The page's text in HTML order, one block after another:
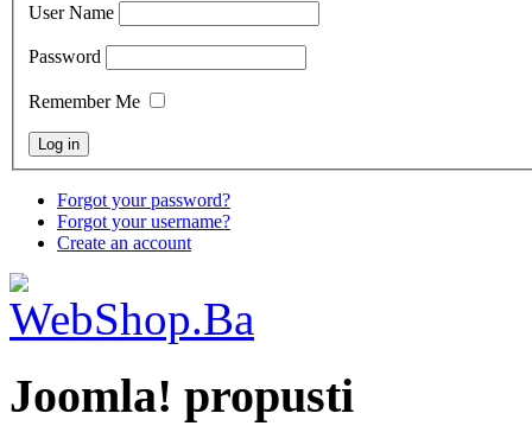
User Name
Password
Remember Me
Forgot your password?
Forgot your username?
Create an account
Joomla! propusti